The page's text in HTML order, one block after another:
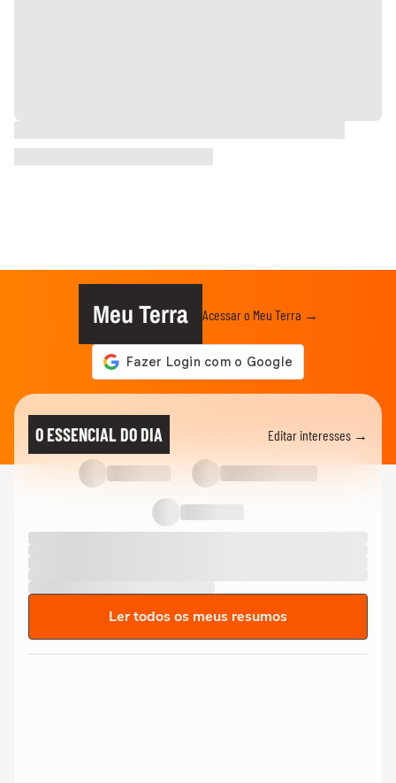
Meu Terra Acessar o Meu Terra →
O ESSENCIAL DO DIA Editar interesses →
Ler todos os meus resumos